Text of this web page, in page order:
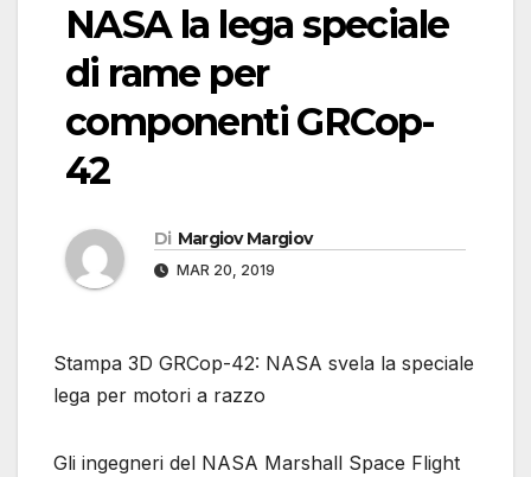
NASA la lega speciale
di rame per
componenti GRCop-
42
Di Margiov Margiov
MAR 20, 2019
Stampa 3D GRCop-42: NASA svela la speciale
lega per motori a razzo
Gli ingegneri del NASA Marshall Space Flight